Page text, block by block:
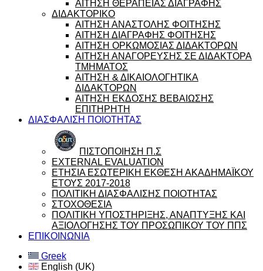
ΑΙΤΗΣΗ ΘΕΡΑΠΕΙΑΣ ΔΙΑΓΡΑΦΗΣ
ΔΙΔΑΚΤΟΡΙΚΟ
ΑΙΤΗΣΗ ΑΝΑΣΤΟΛΗΣ ΦΟΙΤΗΣΗΣ
ΑΙΤΗΣΗ ΔΙΑΓΡΑΦΗΣ ΦΟΙΤΗΣΗΣ
ΑΙΤΗΣΗ ΟΡΚΩΜΟΣΙΑΣ ΔΙΔΑΚΤΟΡΩΝ
ΑΙΤΗΣΗ ΑΝΑΓΟΡΕΥΣΗΣ ΣΕ ΔΙΔΑΚΤΟΡΑ
ΤΜΗΜΑΤΟΣ
ΑΙΤΗΣΗ & ΔΙΚΑΙΟΛΟΓΗΤΙΚΑ
ΔΙΔΑΚΤΟΡΩΝ
ΑΙΤΗΣΗ ΕΚΔΟΣΗΣ ΒΕΒΑΙΩΣΗΣ
ΕΠΙΤΗΡΗΤΗ
ΔΙΑΣΦΑΛΙΣΗ ΠΟΙΟΤΗΤΑΣ
ΠΙΣΤΟΠΟΙΗΣΗ Π.Σ
EXTERNAL EVALUATION
ΕΤΗΣΙΑ ΕΣΩΤΕΡΙΚΗ ΕΚΘΕΣΗ ΑΚΑΔΗΜΑΪΚΟΥ
ΕΤΟΥΣ 2017-2018
ΠΟΛΙΤΙΚΗ ΔΙΑΣΦΑΛΙΣΗΣ ΠΟΙΟΤΗΤΑΣ
ΣΤΟΧΟΘΕΣΙΑ
ΠΟΛΙΤΙΚΗ ΥΠΟΣΤΗΡΙΞΗΣ, ΑΝΑΠΤΥΞΗΣ ΚΑΙ
ΑΞΙΟΛΟΓΗΣΗΣ ΤΟΥ ΠΡΟΣΩΠΙΚΟΥ ΤΟΥ ΠΠΣ
ΕΠΙΚΟΙΝΩΝΙΑ
Greek
English (UK)